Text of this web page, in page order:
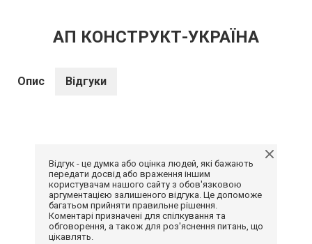
АП КОНСТРУКТ-УКРАЇНА
Опис Відгуки
Відгук - це думка або оцінка людей, які бажають
передати досвід або враження іншим
користувачам нашого сайту з обов'язковою
аргументацією залишеного відгука. Це допоможе
багатьом прийняти правильне рішення.
Коментарі призначені для спілкування та
обговорення, а також для роз'яснення питань, що
цікавлять.